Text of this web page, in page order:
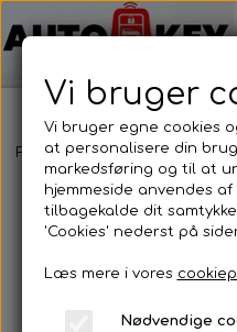
Forside Bilnøgler Saab
Vi bruger
Vi bruger egne cookies
at personalisere din
markedsføring og til at
hjemmeside anvendes
tilbagekalde dit
'Cookies' nederst på
Læs mere i vores
Nødvendige